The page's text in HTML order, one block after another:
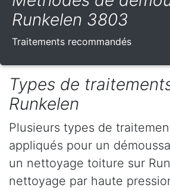
Runkelen 3803
Traitements recommandés
Types de
Runkelen
Plusieurs types de
appliqués pour un
un nettoyage toiture sur
nettoyage par haute